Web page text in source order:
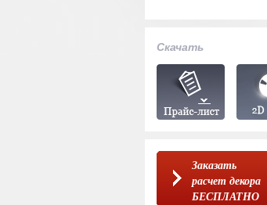
Скачать
Заказать
расчет декора
БЕСПЛАТНО